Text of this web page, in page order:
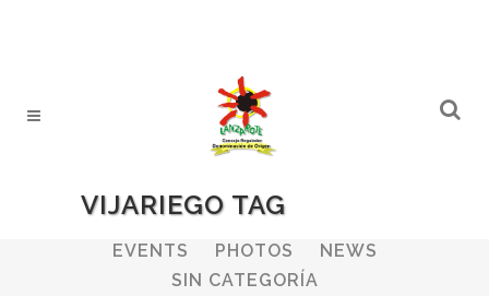
VIJARIEGO TAG
ALL WINERIES
EVENTS
PHOTOS
NEWS
SIN CATEGORÍA